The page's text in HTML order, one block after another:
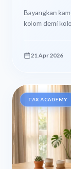
Bayangkan
kolom demi
21 Apr 2026
TAX ACADEMY